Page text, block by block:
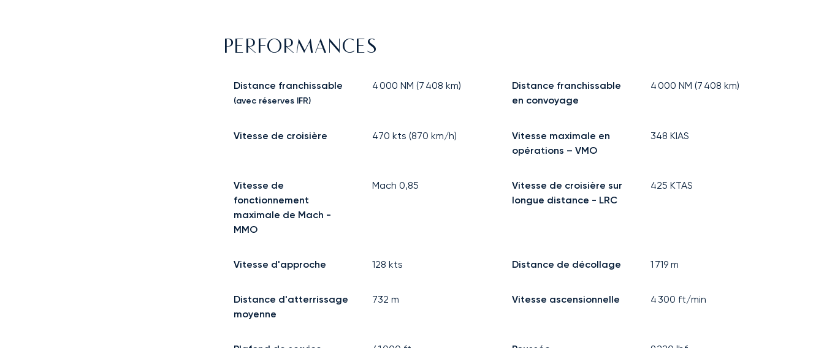
PERFORMANCES
Distance franchissable
(avec réserves IFR)
4 000 NM (7 408 km)
Distance franchissable
en convoyage
4 000 NM (7 408 km)
Vitesse de croisière 470 kts (870 km/h)
Vitesse maximale en
opérations – VMO
348 KIAS
Vitesse de
fonctionnement
maximale de Mach -
MMO
Mach0,85
Vitesse de croisière sur
longue distance - LRC
425 KTAS
Vitesse d'approche 128 kts Distance de décollage 1 719 m
Distance d'atterrissage
moyenne
732 m Vitesse ascensionnelle 4 300 ft/min